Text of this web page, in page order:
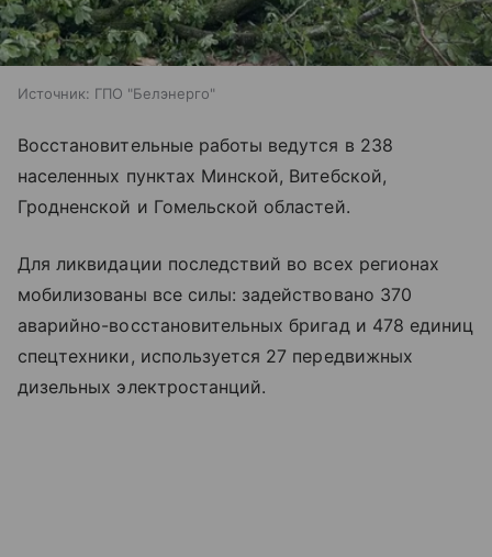
Источник: ГПО "Белэнерго"
Восстановительные работы ведутся в 238
населенных пунктах Минской, Витебской,
Гродненской и Гомельской областей.
Для ликвидации последствий во всех регионах
мобилизованы все силы: задействовано 370
аварийно-восстановительных бригад и 478 единиц
спецтехники, используется 27 передвижных
дизельных электростанций.